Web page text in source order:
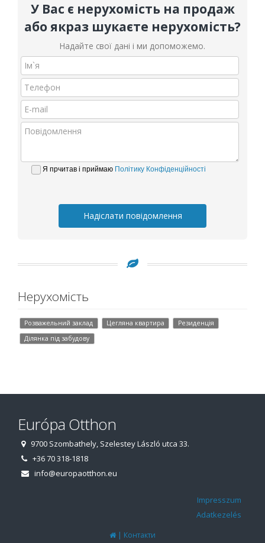
У Вас є нерухомість на продаж
або якраз шукаєте нерухомість?
Надайте свої дані і ми допоможемо.
Я прчитав і приймаю Політику Конфіденційності
Надіслати повідомлення
Нерухомість
Розважельний заклад Цегляна квартира
Резиденція
Ділянка під забудову
Európa Otthon
9700 Szombathely, Szelestey László utca 33.
+36 70 318-1818
info@europaotthon.eu
Impresszum
Adatkezelés
| Контакти